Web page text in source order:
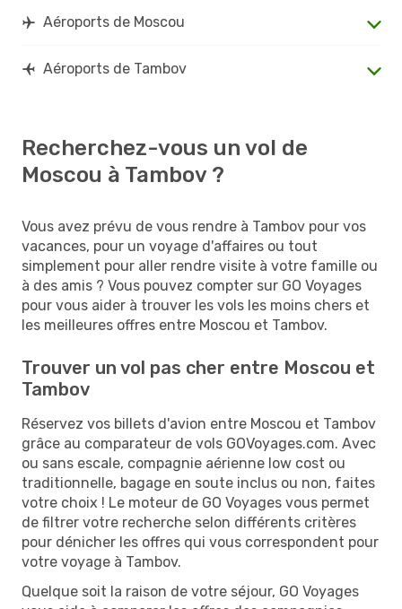
Aéroports de Moscou
Aéroports de Tambov
Recherchez-vous un vol de
Moscou à Tambov ?
Vous avez prévu de vous rendre à Tambov pour vos
vacances, pour un voyage d'affaires ou tout
simplement pour aller rendre visite à votre famille ou
à des amis ? Vous pouvez compter sur GO Voyages
pour vous aider à trouver les vols les moins chers et
les meilleures offres entre Moscou et Tambov.
Trouver un vol pas cher entre Moscou et
Tambov
Réservez vos billets d'avion entre Moscou et Tambov
grâce au comparateur de vols GOVoyages.com. Avec
ou sans escale, compagnie aérienne low cost ou
traditionnelle, bagage en soute inclus ou non, faites
votre choix ! Le moteur de GO Voyages vous permet
de filtrer votre recherche selon différents critères
pour dénicher les offres qui vous correspondent pour
votre voyage à Tambov.
Quelque soit la raison de votre séjour, GO Voyages